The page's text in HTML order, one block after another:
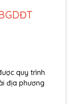
quy trình
địa phương